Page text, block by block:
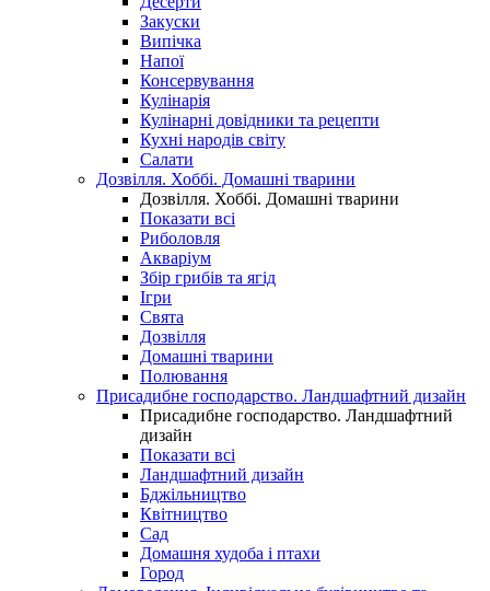
Закуски
Випічка
Напої
Консервування
Кулінарія
Кулінарні довідники та рецепти
Кухні народів світу
Салати
Дозвілля. Хоббі. Домашні тварини
Дозвілля. Хоббі. Домашні тварини
Показати всі
Риболовля
Акваріум
Збір грибів та ягід
Ігри
Свята
Дозвілля
Домашні тварини
Полювання
Присадибне господарство. Ландшафтний дизайн
Присадибне господарство. Ландшафтний
дизайн
Показати всі
Ландшафтний дизайн
Бджільництво
Квітництво
Сад
Домашня худоба і птахи
Город